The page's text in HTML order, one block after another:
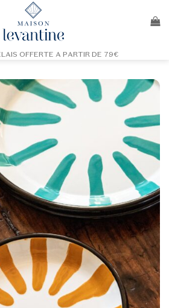
OFFERTE A PARTIR DE 79€